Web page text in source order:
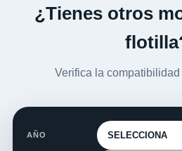
¿Tienes otros
Verifica la
AÑO